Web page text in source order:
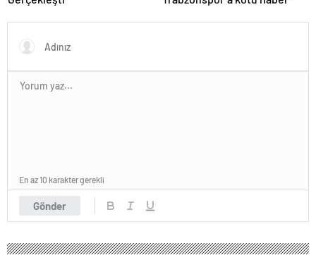
Gönder
En az 10 karakter gerekli